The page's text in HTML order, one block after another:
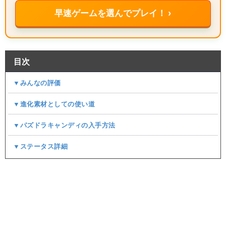
早速ゲームを選んでプレイ！ ›
目次
▼みんなの評価
▼進化素材としての使い道
▼パズドラキャンディの入手方法
▼ステータス詳細